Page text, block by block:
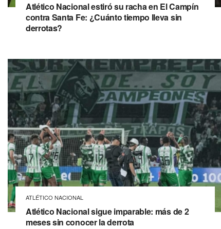
Atlético Nacional estiró su racha en El Campín
contra Santa Fe: ¿Cuánto tiempo lleva sin
derrotas?
ATLÉTICO NACIONAL
Atlético Nacional sigue imparable: más de 2
meses sin conocer la derrota